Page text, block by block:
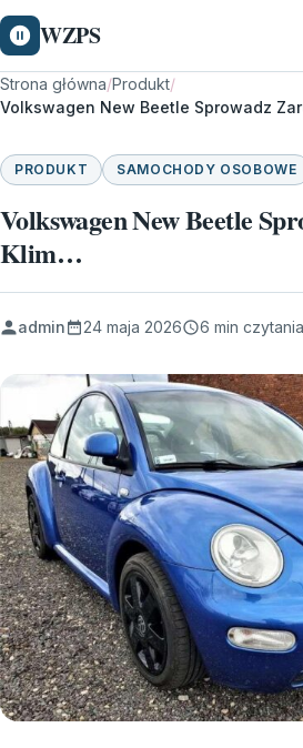
WZPS
Strona główna/Produkt/
Volkswagen New Beetle Sprowadz
PRODUKT SAMOCHODY OSOBOWE
Volkswagen New Beetle
Klim…
admin 24 maja 2026 6 min czytania